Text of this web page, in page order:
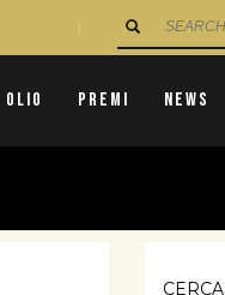
|
Olio Premi News
CERCA